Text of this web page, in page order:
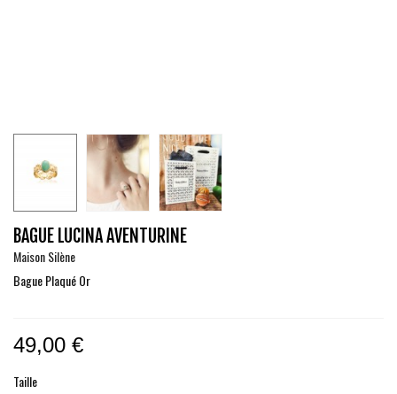
BAGUE LUCINA AVENTURINE
Maison Silène
Bague Plaqué Or
49,00 €
Taille